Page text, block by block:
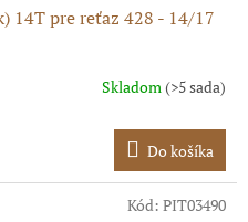
14T pre reťaz 428 - 14/17
Skladom(>5 sada)
Do košíka
Kód: PIT03490